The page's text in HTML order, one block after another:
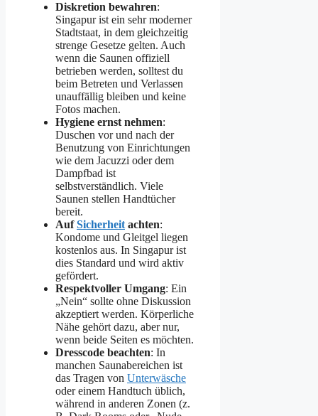
Diskretion bewahren:
Singapur ist ein sehr moderner
Stadtstaat, in dem gleichzeitig
strenge Gesetze gelten. Auch
wenn die Saunen offiziell
betrieben werden, solltest du
beim Betreten und Verlassen
unauffällig bleiben und keine
Fotos machen.
Hygiene ernst nehmen:
Duschen vor und nach der
Benutzung von Einrichtungen
wie dem Jacuzzi oder dem
Dampfbad ist
selbstverständlich. Viele
Saunen stellen Handtücher
bereit.
AufSicherheitachten:
Kondome und Gleitgel liegen
kostenlos aus. In Singapur ist
dies Standard und wird aktiv
gefördert.
Respektvoller Umgang: Ein
„Nein“ sollte ohne Diskussion
akzeptiert werden. Körperliche
Nähe gehört dazu, aber nur,
wenn beide Seiten es möchten.
Dresscode beachten: In
manchen Saunabereichen ist
das Tragen von Unterwäsche
oder einem Handtuch üblich,
während in anderen Zonen (z.